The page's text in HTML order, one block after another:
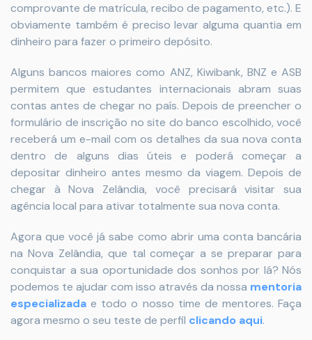
comprovante de matrícula, recibo de pagamento, etc.). E
obviamente também é preciso levar alguma quantia em
dinheiro para fazer o primeiro depósito.
Alguns bancos maiores como ANZ, Kiwibank, BNZ e ASB
permitem que estudantes internacionais abram suas
contas antes de chegar no país. Depois de preencher o
formulário de inscrição no site do banco escolhido, você
receberá um e-mail com os detalhes da sua nova conta
dentro de alguns dias úteis e poderá começar a
depositar dinheiro antes mesmo da viagem. Depois de
chegar à Nova Zelândia, você precisará visitar sua
agência local para ativar totalmente sua nova conta.
Agora que você já sabe como abrir uma conta bancária
na Nova Zelândia, que tal começar a se preparar para
conquistar a sua oportunidade dos sonhos por lá? Nós
podemos te ajudar com isso através da nossa mentoria
especializada e todo o nosso time de mentores. Faça
agora mesmo o seu teste de perfil clicando aqui.